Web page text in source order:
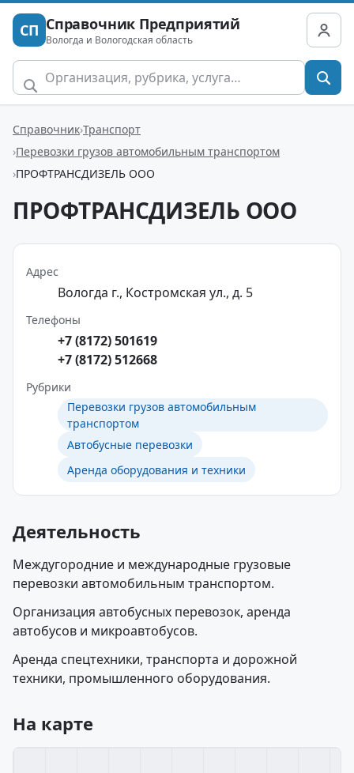
СП Справочник Предприятий
Вологда и Вологодская область
Справочник Транспорт
Перевозки грузов автомобильным транспортом
ПРОФТРАНСДИЗЕЛЬ ООО
ПРОФТРАНСДИЗЕЛЬ ООО
Адрес
Вологда г., Костромская ул., д. 5
Телефоны
+7 (8172) 501619
+7 (8172) 512668
Рубрики
Перевозки грузов автомобильным
транспортом
Автобусные перевозки
Аренда оборудования и техники
Деятельность
Междугородние и международные грузовые
перевозки автомобильным транспортом.
Организация автобусных перевозок, аренда
автобусов и микроавтобусов.
Аренда спецтехники, транспорта и дорожной
техники, промышленного оборудования.
На карте